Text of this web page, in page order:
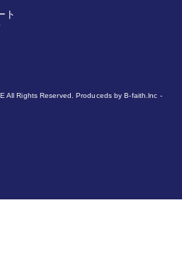
ト
All Rights Reserved. Produceds byB-faith.lnc -